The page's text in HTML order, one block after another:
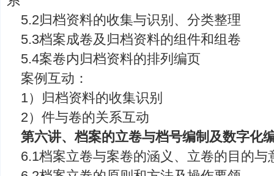
5.2归档资料的收集与识别、分类整理
5.3档案成卷及归档资料的组件和组卷
5.4案卷内归档资料的排列编页
案例互动：
1）归档资料的收集识别
2）件与卷的关系互动
第六讲、档案的立卷与档号编制及数字化
6.1档案立卷与案卷的涵义、立卷的目的与